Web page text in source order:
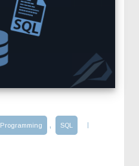
Programming , SQL